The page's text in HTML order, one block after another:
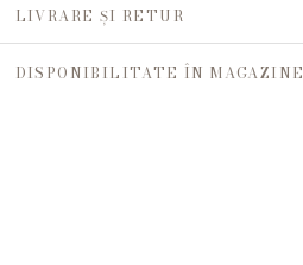
LIVRARE ȘI RETUR
DISPONIBILITATE ÎN MAGAZINE